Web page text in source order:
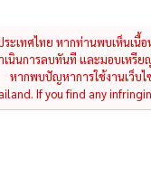
ะเทศไทย หากท่านพบเห็นเนื้
เนินการลบทันที และมอบเหรี
หากพบปัญหาการใช้งานเว็บไ
If you find any